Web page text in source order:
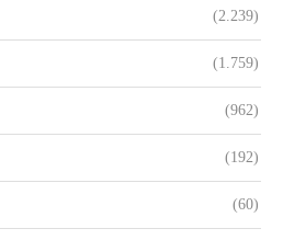
(2.239)
(1.759)
(962)
(192)
(60)